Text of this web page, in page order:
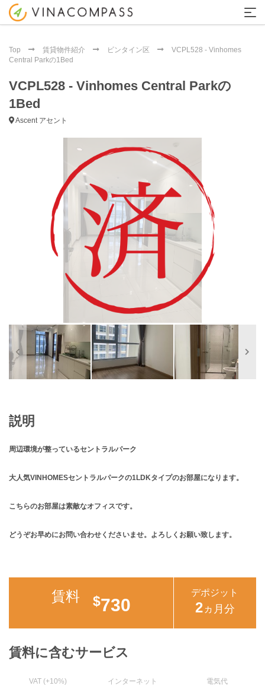
Top 賃貸物件紹介 ビンタイン区
VCPL528 - Vinhomes
Central Parkの1Bed
VCPL528 - Vinhomes Central Parkの
1Bed
Ascent アセント
説明
周辺環境が整っているセントラルパーク
大人気VINHOMESセントラルパークの1LDKタイプのお部屋になります。
こちらのお部屋は素敵なオフィスです。
どうぞお早めにお問い合わせくださいませ。よろしくお願い致します。
賃料 $730
デポジット
2ヵ月分
賃料に含むサービス
VAT (+10%) インターネット 電気代